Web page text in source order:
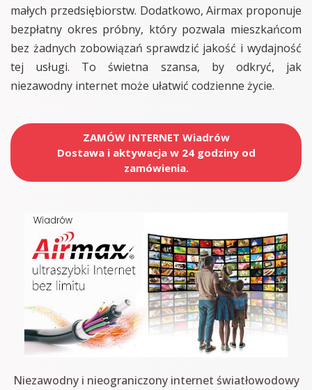
małych przedsiębiorstw. Dodatkowo, Airmax proponuje
bezpłatny okres próbny, który pozwala mieszkańcom
bez żadnych zobowiązań sprawdzić jakość i wydajność
tej usługi. To świetna szansa, by odkryć, jak
niezawodny internet może ułatwić codzienne życie.
ZAMÓW INTERNET Wiadrów
Dostawa i aktywacja w 24 godziny od
zamówienia.
Niezawodny i nieograniczony internet światłowodowy